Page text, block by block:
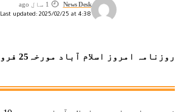
Last updated: 2025/02/25 at 4:38 صبح
News Desk 1 سال ago
روزنامہ امروز اسلام آباد مورخہ25 فروری 2025